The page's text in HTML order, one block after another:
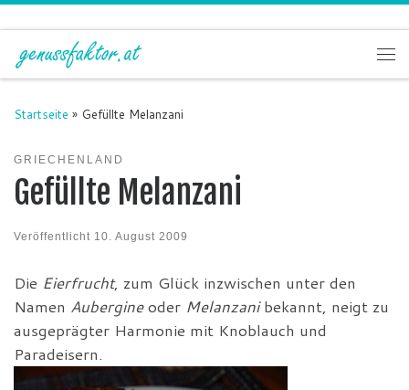
Zum Inhalt springen
Startseite » Gefüllte Melanzani
GRIECHENLAND
Gefüllte Melanzani
Veröffentlicht 10. August 2009
Die Eierfrucht, zum Glück inzwischen unter den
Namen Aubergineoder Melanzanibekannt, neigt zu
ausgeprägter Harmonie mit Knoblauch und
Paradeisern.